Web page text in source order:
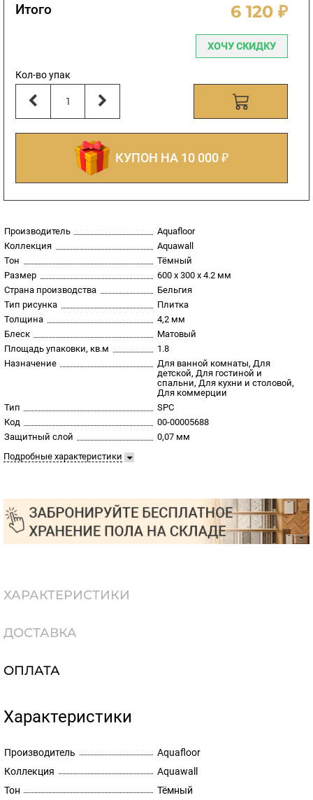
Итого 6 120 ₽
ХОЧУ СКИДКУ
Кол-во упак
КУПОН НА 10 000 ₽
Производитель
Aquafloor
Коллекция
Aquawall
Тон
Тёмный
Размер
600 x 300 x 4.2 мм
Страна производства
Бельгия
Тип рисунка
Плитка
Толщина
4,2 мм
Блеск
Матовый
Площадь упаковки, кв.м
1.8
Назначение
Для ванной комнаты, Для
детской, Для гостиной и
спальни, Для кухни и столовой,
Для коммерции
Тип
SPC
Код
00-00005688
Защитный слой
0,07 мм
Подробные характеристики
ХАРАКТЕРИСТИКИ
ДОСТАВКА
ОПЛАТА
Характеристики
Производитель
Aquafloor
Коллекция
Aquawall
Тон
Тёмный